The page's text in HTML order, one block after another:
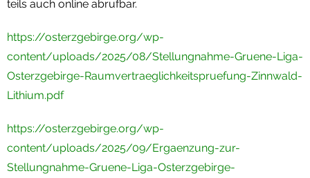
teils auch online abrufbar.
https://osterzgebirge.org/wp-
content/uploads/2025/08/Stellungnahme-Gruene-Liga-
Osterzgebirge-Raumvertraeglichkeitspruefung-Zinnwald-
Lithium.pdf
https://osterzgebirge.org/wp-
content/uploads/2025/09/Ergaenzung-zur-
Stellungnahme-Gruene-Liga-Osterzgebirge-